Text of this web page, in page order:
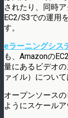
されたり、同時
EC2/S3での運用
す。
eラーニングシス
も、Amazonの
量にあるビデオ
ァイル）について
オープンソース
ようにスケール